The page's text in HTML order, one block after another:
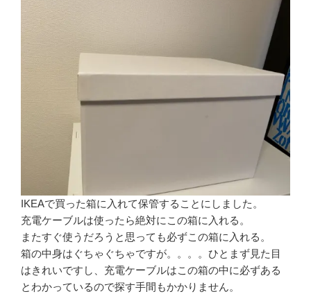
IKEAで買った箱に入れて保管することにしました。
充電ケーブルは使ったら絶対にこの箱に入れる。
またすぐ使うだろうと思っても必ずこの箱に入れる。
箱の中身はぐちゃぐちゃですが。。。。ひとまず見た目
はきれいですし、充電ケーブルはこの箱の中に必ずある
とわかっているので探す手間もかかりません。